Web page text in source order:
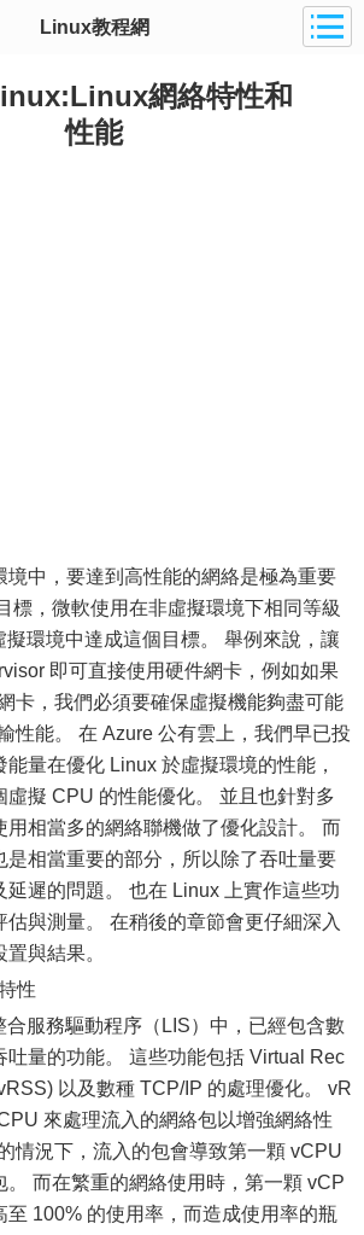
Linux教程網
網絡特性和
性能
境中，要達到高性能的網絡是極為重要
標，微軟使用在非虛擬環境下相同等級
擬環境中達成這個目標。 舉例來說，讓
即可直接使用硬件網卡，例如如果
卡，我們必須要確保虛擬機能夠盡可能
性能。 在 Azure 公有雲上，我們早已投
能量在優化 Linux 於虛擬環境的性能，
虛擬 CPU 的性能優化。 並且也針對多
用相當多的網絡聯機做了優化設計。 而
是相當重要的部分，所以除了吞吐量要
延遲的問題。 也在 Linux 上實作這些功
與測量。 在稍後的章節會更仔細深入
與結果。
性
合服務驅動程序（LIS）中，已經包含數
吐量的功能。 這些功能包括 Virtual Rec
以及數種 TCP/IP 的處理優化。 vR
來處理流入的網絡包以增強網絡性
情況下，流入的包會導致第一顆 vCPU
。 而在繁重的網絡使用時，第一顆 vCP
至 100% 的使用率，而造成使用率的瓶